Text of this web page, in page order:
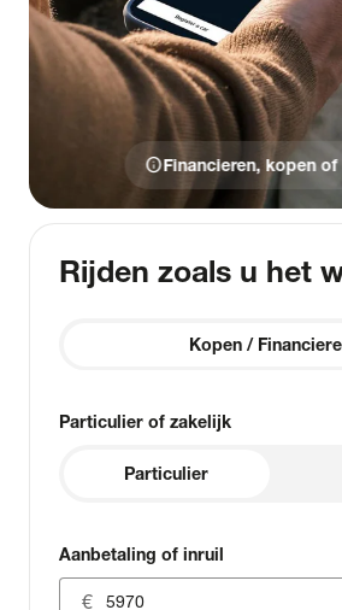
infoFinancieren, kopen of
Rijden zoals u het
Kopen /
Particulier of zakelijk
Particulier
Aanbetaling of inruil